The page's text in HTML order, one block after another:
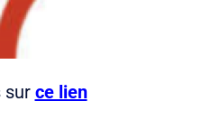
sur ce lien